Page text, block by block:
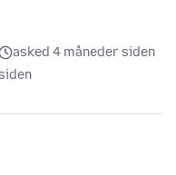
asked 4 måneder siden